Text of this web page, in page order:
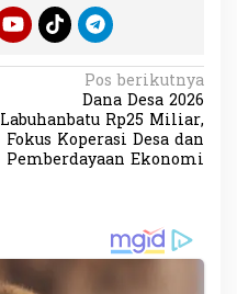
Pos berikutnya
Dana Desa 2026
Labuhanbatu Rp25 Miliar,
Fokus Koperasi Desa dan
Pemberdayaan Ekonomi